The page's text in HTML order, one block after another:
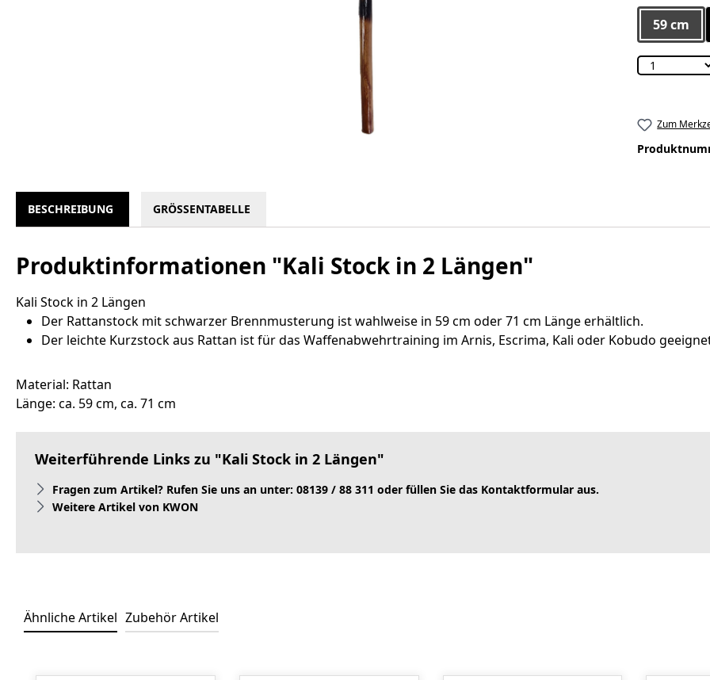
59 cm
Zum
BESCHREIBUNG GRÖSSENTABELLE
Produktinformationen "Kali Stock in 2 Längen"
Kali Stock in 2 Längen
Der Rattanstock mit schwarzer Brennmusterung ist wahlweise in 59 cm oder 71 cm Länge erhältlich.
Der leichte Kurzstock aus Rattan ist für das Waffenabwehrtraining im Arnis, Escrima, Kali oder Kobudo
Material: Rattan
Länge: ca. 59 cm, ca. 71 cm
Weiterführende Links zu "Kali Stock in 2 Längen"
Fragen zum Artikel? Rufen Sie uns an unter: 08139 / 88 311 oder füllen Sie das Kontaktformular aus.
Weitere Artikel von KWON
Ähnliche Artikel Zubehör Artikel